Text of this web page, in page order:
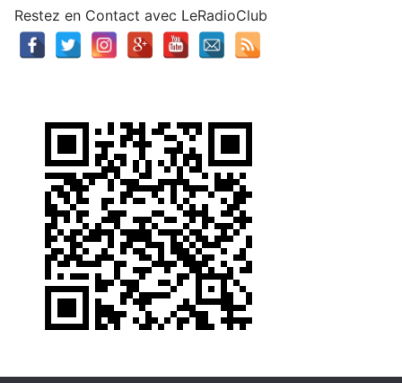
Restez en Contact avec LeRadioClub